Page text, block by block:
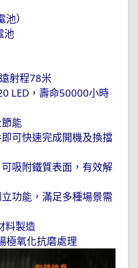
）
池
射程78米
LED ，壽命50000小時
能
可快速完成開機及換擋
吸附鐵質表面，有效解
功能，滿足多種場景需
料製造
極氧化抗磨處理